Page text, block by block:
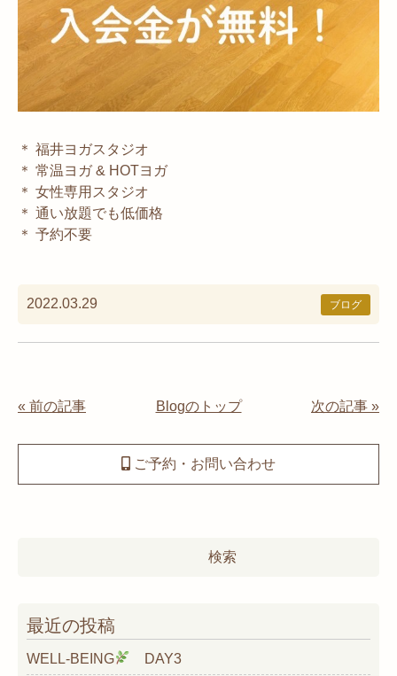
＊ 福井ヨガスタジオ
＊ 常温ヨガ& HOTヨガ
＊ 女性専用スタジオ
＊ 通い放題でも低価格
＊ 予約不要
2022.03.29 ブログ
« 前の記事 Blogのトップ 次の記事 »
ご予約・お問い合わせ
最近の投稿
WELL-BEING DAY3